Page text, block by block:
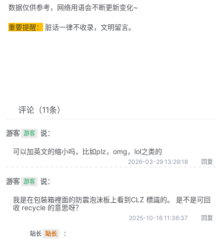
数据仅供参考，网络用语会不断更新变化~
重要提醒： 脏话一律不收录，文明留言。
评论 （11条）
游客 游客 说：
可以加英文的缩小吗，比如plz，omg，lol之类的
2026-03-29 13:29:18 回复
游客 游客 说：
我是在包裝箱裡面的防震泡沫板上看到CLZ 標識的。 是不是可回
收 recycle 的意思呀？
2025-10-16 11:36:37 回复
站长 站长 ：